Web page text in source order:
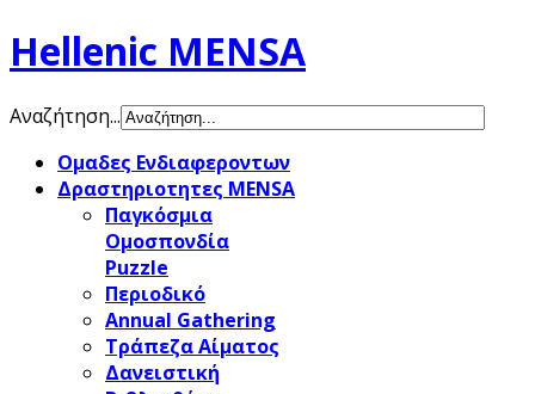
Hellenic MENSA
Αναζήτηση...
Ομαδες Ενδιαφεροντων
Δραστηριοτητες MENSA
Παγκόσμια
Ομοσπονδία
Puzzle
Περιοδικό
Annual Gathering
Τράπεζα Αίματος
Δανειστική